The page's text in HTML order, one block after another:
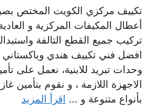
تكييف مركزي الكويت المختص
أعطال المكيفات المركزية و
تركيب جميع القطع التالفة
افضل فني تكييف هندي وباكستاني
وحدات تبريد للابنية، نعمل على
الاجهزة اللازمة ، و نقوم بتأمين
بأنواع متنوعة و ... اقرأ المزيد